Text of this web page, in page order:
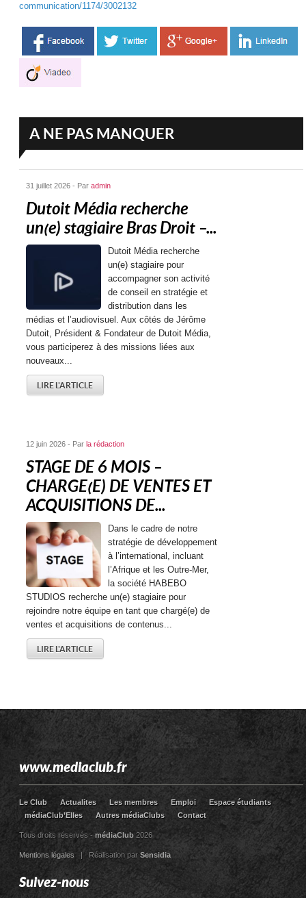
communication/1174/3002132
A NE PAS MANQUER
31 juillet 2026 - Paradmin
Dutoit Média recherche
un(e) stagiaire Bras Droit –...
Dutoit Média recherche
un(e) stagiaire pour
accompagner son activité
de conseil en stratégie et
distribution dans les
médias et l’audiovisuel. Aux côtés de Jérôme
Dutoit, Président & Fondateur de Dutoit Média,
vous participerez à des missions liées aux
nouveaux...
LIRE L'ARTICLE
12 juin 2026 - Par la rédaction
STAGE DE 6 MOIS –
CHARGE(E) DE VENTES ET
ACQUISITIONS DE...
Dans le cadre de notre
stratégie de développement
à l’international, incluant
l’Afrique et les Outre-Mer,
la société HABEBO
STUDIOS recherche un(e) stagiaire pour
rejoindre notre équipe en tant que chargé(e) de
ventes et acquisitions de contenus...
LIRE L'ARTICLE
www.mediaclub.fr
Le Club Actualites Les membres Emploi
Espace étudiants
médiaClub’Elles
Autres médiaClubs Contact
Tous droits réservés -médiaClub 2026
Mentions légales| Réalisation parSensidia
Suivez-nous